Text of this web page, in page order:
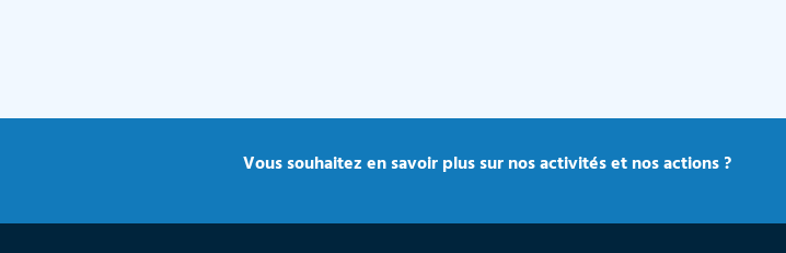
Vous souhaitez en savoir plus sur nos activités et nos actions ?